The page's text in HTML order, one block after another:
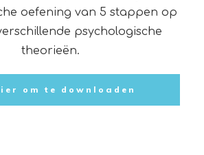
oefening van 5 stappen op
psychologische
theorieën.
om te downloaden